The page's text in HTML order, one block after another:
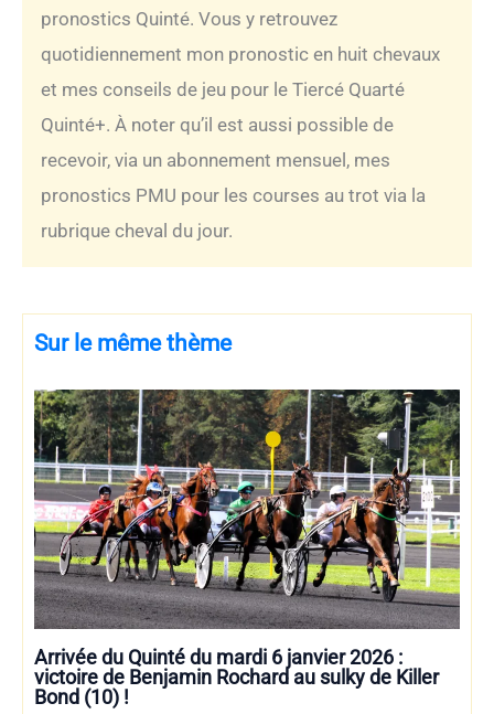
pronostics Quinté. Vous y retrouvez
quotidiennement mon pronostic en huit chevaux
et mes conseils de jeu pour le Tiercé Quarté
Quinté+. À noter qu’il est aussi possible de
recevoir, via un abonnement mensuel, mes
pronostics PMU pour les courses au trot via la
rubrique cheval du jour.
Sur le même thème
Arrivée du Quinté du mardi 6 janvier 2026 :
victoire de Benjamin Rochard au sulky de Killer
Bond (10) !